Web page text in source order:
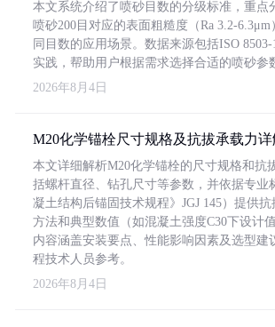
本文系统介绍了喷砂目数的分级标准，重点
喷砂200目对应的表面粗糙度（Ra 3.2-
同目数的应用场景。数据来源包括ISO
实践，帮助用户根据需求选择合适的喷砂参
2026年8月4日
M20化学锚栓尺寸规格及抗拔承载力详
本文详细解析M20化学锚栓的尺寸规格和抗
括螺杆直径、钻孔尺寸等参数，并依据专业
凝土结构后锚固技术规程》JGJ 145）提供
方法和典型数值（如混凝土强度C30下设计值
内容涵盖安装要点、性能影响因素及选型建
程技术人员参考。
2026年8月4日